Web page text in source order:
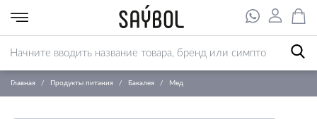
Главная Продукты питания Бакалея Мед